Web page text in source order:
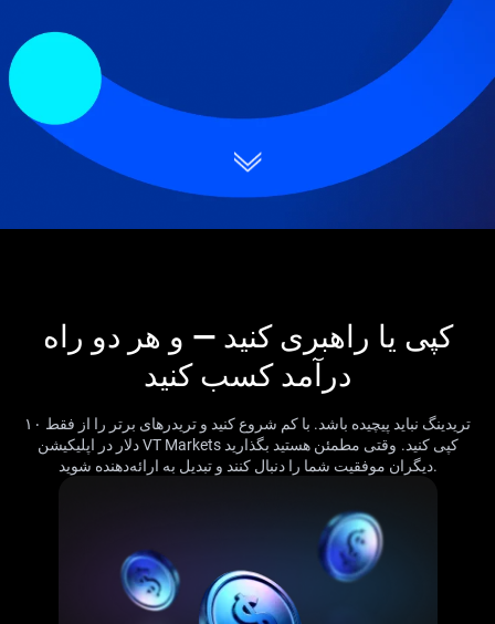
کپی یا راهبری کنید — و هر دو راه
درآمد کسب کنید
تریدینگ نباید پیچیده باشد. با کم شروع کنید و تریدرهای برتر را از فقط ۱۰
دلار در اپلیکیشن VT Markets کپی کنید. وقتی مطمئن هستید بگذارید
دیگران موفقیت شما را دنبال کنند و تبدیل به ارائه‌دهنده شوید.